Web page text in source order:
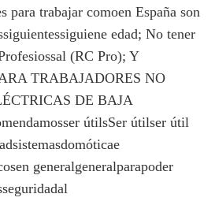
para trabajar comoen España son
edad; No tener
(RC Pro); Y
TRABAJADORES NO
DE BAJA
útilsSer útilser útil
generalgeneralparapoder